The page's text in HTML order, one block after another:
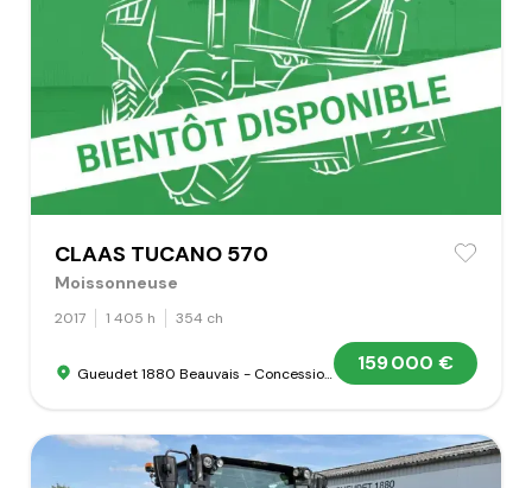
CLAAS TUCANO 570
Moissonneuse
2017 1 405 h 354 ch
Gueudet 1880 Beauvais - Concession Claas 159 000 €